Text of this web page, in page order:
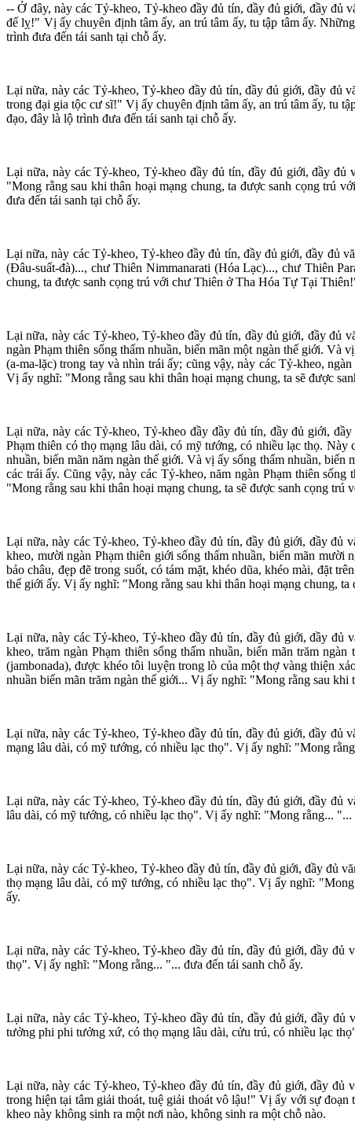
-- Ở đây, này các Tỷ-kheo, Tỷ-kheo đầy đủ tín, đầy đủ giới, đầy đủ
đế lỵ!" Vị ấy chuyên định tâm ấy, an trú tâm ấy, tu tập tâm ấy.
trình đưa đến tái sanh tại chỗ ấy.
Lại nữa, này các Tỷ-kheo, Tỷ-kheo đầy đủ tín, đầy đủ giới, đầy đủ
trong đại gia tộc cư sĩ!" Vị ấy chuyên định tâm ấy, an trú tâm ấy, tu
đạo, đây là lộ trình đưa đến tái sanh tại chỗ ấy.
Lại nữa, này các Tỷ-kheo, Tỷ-kheo đầy đủ tín, đầy đủ giới, đầy
"Mong rằng sau khi thân hoại mạng chung, ta được sanh cọng trú
đưa đến tái sanh tại chỗ ấy.
Lại nữa, này các Tỷ-kheo, Tỷ-kheo đầy đủ tín, đầy đủ giới, đầy đủ
(Ðâu-suất-đà)..., chư Thiên Nimmanarati (Hóa Lạc)..., chư Thiên
chung, ta được sanh cọng trú với chư Thiên ở Tha Hóa Tự Tại
Lại nữa, này các Tỷ-kheo, Tỷ-kheo đầy đủ tín, đầy đủ giới, đầy đủ
ngàn Phạm thiên sống thấm nhuần, biến mãn một ngàn thế giới. Và
(a-ma-lặc) trong tay và nhìn trái ấy; cũng vậy, này các Tỷ-kheo,
Vị ấy nghĩ: "Mong rằng sau khi thân hoại mạng chung, ta sẽ được
Lại nữa, này các Tỷ-kheo, Tỷ-kheo đầy đầy đủ tín, đầy đủ giới,
Phạm thiên có thọ mạng lâu dài, có mỹ tướng, có nhiều lạc thọ.
nhuần, biến mãn năm ngàn thế giới. Và vị ấy sống thấm nhuần,
các trái ấy. Cũng vậy, này các Tỷ-kheo, năm ngàn Phạm thiên
"Mong rằng sau khi thân hoại mạng chung, ta sẽ được sanh cọng
Lại nữa, này các Tỷ-kheo, Tỷ-kheo đầy đủ tín, đầy đủ giới, đầy đủ
kheo, mười ngàn Phạm thiên giới sống thấm nhuần, biến mãn
bảo châu, đẹp đẽ trong suốt, có tám mặt, khéo dũa, khéo mài, đặt
thế giới ấy. Vị ấy nghĩ: "Mong rằng sau khi thân hoại mạng chung,
Lại nữa, này các Tỷ-kheo, Tỷ-kheo đầy đủ tín, đầy đủ giới, đầy đủ
kheo, trăm ngàn Phạm thiên sống thấm nhuần, biến mãn trăm
(jambonada), được khéo tôi luyện trong lò của một thợ vàng thiện
nhuần biến mãn trăm ngàn thế giới... Vị ấy nghĩ: "Mong rằng sau
Lại nữa, này các Tỷ-kheo, Tỷ-kheo đầy đủ tín, đầy đủ giới, đầy đủ
mạng lâu dài, có mỹ tướng, có nhiều lạc thọ". Vị ấy nghĩ: "Mong
Lại nữa, này các Tỷ-kheo, Tỷ-kheo đầy đủ tín, đầy đủ giới, đầy
lâu dài, có mỹ tướng, có nhiều lạc thọ". Vị ấy nghĩ: "Mong rằng... "...
Lại nữa, này các Tỷ-kheo, Tỷ-kheo đầy đủ tín, đầy đủ giới, đầy đủ
thọ mạng lâu dài, có mỹ tướng, có nhiều lạc thọ". Vị ấy nghĩ:
ấy.
Lại nữa, này các Tỷ-kheo, Tỷ-kheo đầy đủ tín, đầy đủ giới, đầy
thọ". Vị ấy nghĩ: "Mong rằng... "... đưa đến tái sanh chỗ ấy.
Lại nữa, này các Tỷ-kheo, Tỷ-kheo đầy đủ tín, đầy đủ giới, đầy
tưởng phi phi tưởng xứ, có thọ mạng lâu dài, cửu trú, có nhiều lạc
Lại nữa, này các Tỷ-kheo, Tỷ-kheo đầy đủ tín, đầy đủ giới, đầy đủ
trong hiện tại tâm giải thoát, tuệ giải thoát vô lậu!" Vị ấy với sự
kheo này không sinh ra một nơi nào, không sinh ra một chỗ nào.